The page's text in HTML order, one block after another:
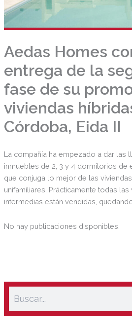
Aedas Homes
entrega de la
fase de su
viviendas
Córdoba, Eida II
La compañía ha empezado a dar las
inmuebles de 2, 3 y 4 dormitorios de
que conjuga lo mejor de las
unifamiliares. Prácticamente todas
intermedias están vendidas,
respectivamente.
No hay publicaciones disponibles.